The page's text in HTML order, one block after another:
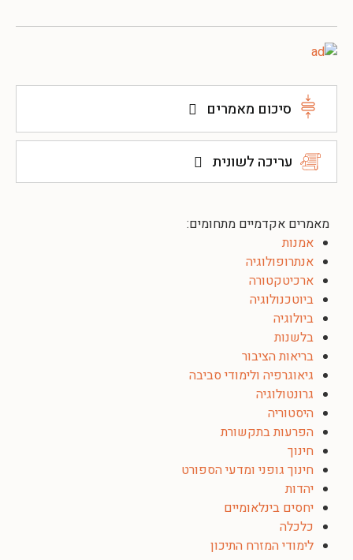
סיכום מאמרים
עריכה לשונית
מאמרים אקדמיים מתחומים:
אמנות
אנתרופולוגיה
ארכיטקטורה
ביוטכנולוגיה
ביולוגיה
בלשנות
בריאות הציבור
גיאוגרפיה ולימודי סביבה
גרונטולוגיה
היסטוריה
הפרעות בתקשורת
חינוך
חינוך גופני ומדעי הספורט
יהדות
יחסים בינלאומיים
כלכלה
לימודי המזרח התיכון